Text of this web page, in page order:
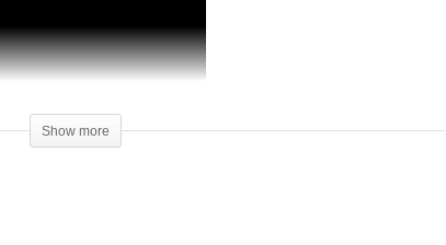
Show more